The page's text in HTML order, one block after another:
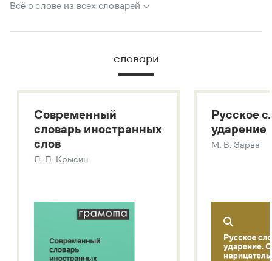
Всё о слове из всех словарей
В метасловаре Грамоты в удобном виде собрана вся
Русский орфографический словарь
Большой толковый словарь русских глаголов
Современный словарь иностранных слов
Звук – технология синтеза платформы
SaluteSpeech
словари
Современный
словарь иностранных
слов
Л. П. Крысин
Русское
ударение
М. В. Зарва